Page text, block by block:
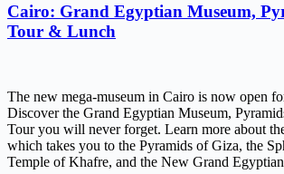
Cairo: Grand Egyptian Museum,
Tour & Lunch
The new mega-museum in Cairo is now open
Discover the Grand Egyptian Museum,
Tour you will never forget. Learn more about
which takes you to the Pyramids of Giza, the
Temple of Khafre, and the New Grand